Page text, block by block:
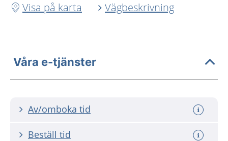
Visa på karta
Vägbeskrivning
Våra e-tjänster
Av/omboka tid
Beställ tid